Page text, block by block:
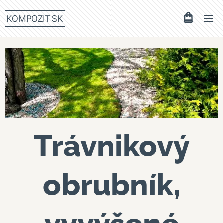
KOMPOZIT SK
Trávnikový
obrubník,